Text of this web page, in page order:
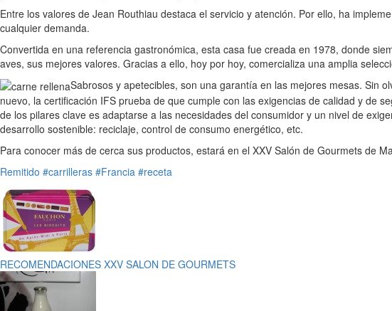
Entre los valores de Jean Routhiau destaca el servicio y atención. Por ello, ha
cualquier demanda.
Convertida en una referencia gastronómica, esta casa fue creada en 1978, donde
aves, sus mejores valores. Gracias a ello, hoy por hoy, comercializa una amplia
Sabrosos y apetecibles, son una garantía en las mejores mesas. Sin
nuevo, la certificación IFS prueba de que cumple con las exigencias de calidad y de
de los pilares clave es adaptarse a las necesidades del consumidor y un nivel de
desarrollo sostenible: reciclaje, control de consumo energético, etc.
Para conocer más de cerca sus productos, estará en el XXV Salón de Gourmets de
Remitido #carrilleras #Francia #receta
RECOMENDACIONES XXV SALON DE GOURMETS